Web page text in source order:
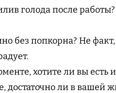
голода после
без попкорна? Не
хотите ли вы есть
достаточно ли в